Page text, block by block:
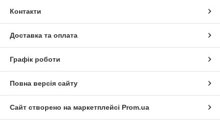
Контакти
Доставка та оплата
Графік роботи
Повна версія сайту
Сайт створено на маркетплейсі Prom.ua